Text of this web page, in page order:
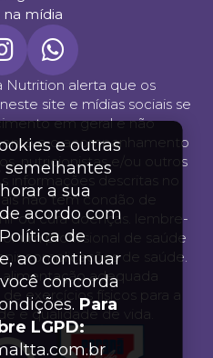
mídia
Nutrition alerta que os
site e mídias sociais se
em geral e não
e o acompanhamento
nutricionistas e/ou outros
informações descritas no
não tem condão de
ou cura doenças. lembre-
um profissional de saúde
complicações de saúde.
adequada
exercícios físicos para a
e qualidade de vida.
e outras
a sua
acordo com
de
ao continuar
concorda
Para
LGPD: